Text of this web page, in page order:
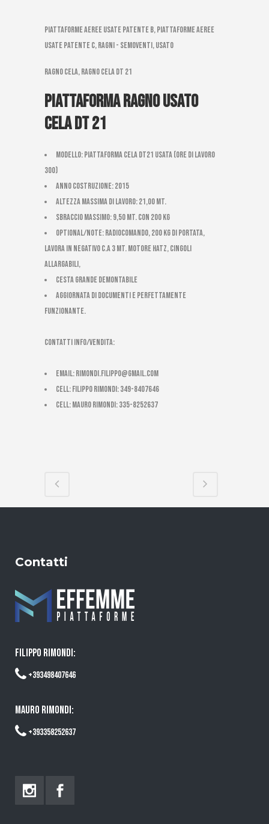
Piattaforme aeree usate patente B, Piattaforme aeree
usate patente C, Ragni - Semoventi, Usato
ragno cela, ragno cela dt 21
Piattaforma ragno usato
Cela DT 21
Modello: Piattaforma Cela DT21 usata (ore di lavoro
300)
Anno costruzione: 2015
Altezza massima di Lavoro: 21,00 mt.
Sbraccio massimo: 9,50 mt. con 200 kg
Optional/Note: radiocomando, 200 kg di portata,
lavora in negativo c.a 3 mt. motore Hatz, cingoli
allargabili,
cesta grande demontabile
AGGIORNATA DI DOCUMENTI E PERFETTAMENTE
FUNZIONANTE.
CONTATTI INFO/VENDITA:
email:rimondi.filippo@gmail.com
cell: Filippo Rimondi: 349-8407646
cell: Mauro Rimondi: 335-8252637
Contatti
FILIPPO RIMONDI:
+393498407646
MAURO RIMONDI:
+393358252637